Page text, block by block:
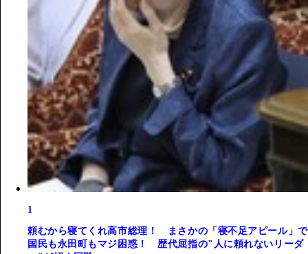
1
頼むから寝てくれ高市総理！ まさかの「寝不足アピール」で
国民も永田町もマジ困惑！ 歴代屈指の"人に頼れないリーダ